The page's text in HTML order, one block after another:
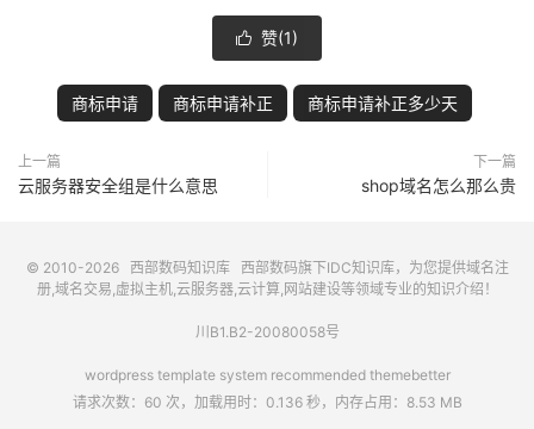
 赞(1)
商标申请 商标申请补正 商标申请补正多少天
上一篇
云服务器安全组是什么意思
下一篇
shop域名怎么那么贵
© 2010-2026 西部数码知识库 西部数码旗下IDC知识库，为您提供域名注
册,域名交易,虚拟主机,云服务器,云计算,网站建设等领域专业的知识介绍！
川B1.B2-20080058号
wordpress template system recommended themebetter
请求次数：60 次，加载用时：0.136 秒，内存占用：8.53 MB